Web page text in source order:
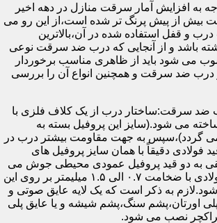
به افزایش آمار سرقت منازل در دهه اخیر
بیش از پیش پرنگ تر شده است،از این رو می
و قفل استفاده شده در آن،بالاترین
باشد و از آنجایی که درب ضد سرقت نوعی
می شود باید از ظاهری مناسب برخوردار
درب ضد سرقت و همچنین انواع آن را بررسی
ضد سرقت:ساختار درب از یک کلاف فلزی با
می شود.(سایز این پروفیل بسته به
گردد)،سپس به جهت مقاومت بیشتر درب در
خمش،۳ الی ۴ قید فولادی دقیقاً با همان سایز پروفیل های
به دو قید پروفیل عمودی محیطی جوش می
شود و در انتها ورق فولادی با ضخامت ۰.۷ الی ۱.۵ میلیمتر بر روی این
به ذکر است که یک لایه عایق صوتی و
اورتان،پشم سنگ،پشم شیشه و یا عایق پلی
نصب می شود.